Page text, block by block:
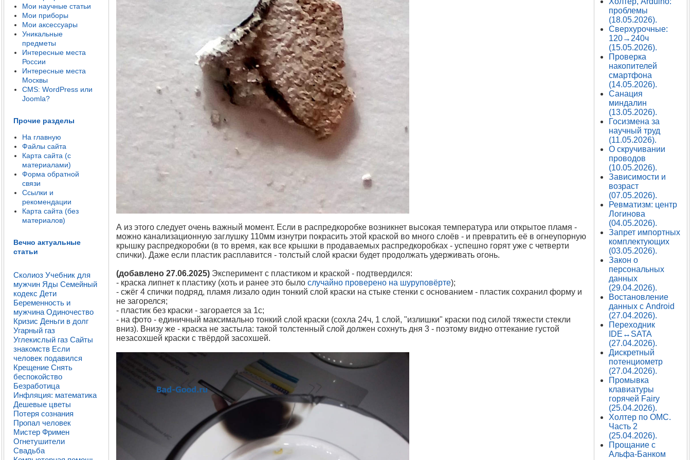
Мои научные статьи
Мои приборы
Мои аксессуары
Уникальные
предметы
Интересные места
России
Интересные места
Москвы
CMS: WordPress или
Joomla?
Прочие разделы
На главную
Файлы сайта
Карта сайта (с
материалами)
Форма обратной
связи
Ссылки и
рекомендации
Карта сайта (без
материалов)
Вечно актуальные
статьи
Сколиоз Учебник для
мужчин Яды Семейный
кодекс Дети
Беременность и
мужчина Одиночество
Кризис Деньги в долг
Угарный газ
Углекислый газ Сайты
знакомств Если
человек подавился
Крещение Снять
беспокойство
Безработица
Инфляция: математика
Дешевые цветы
Потеря сознания
Пропал человек
Мистер Фримен
Огнетушители
Свадьба
А из этого следует очень важный момент. Если в распредкоробке возникнет высокая температура или открытое пламя -
можно канализационную заглушку 110мм изнутри покрасить этой краской во много слоёв - и превратить её в огнеупорную
крышку распредкоробки (в то время, как все крышки в продаваемых распредкоробках - успешно горят уже с четверти
спички). Даже если пластик расплавится - толстый слой краски будет продолжать удерживать огонь.
(добавлено 27.06.2025)Эксперимент с пластиком и краской - подтвердился:
- краска липнет к пластику (хоть и ранее это было случайно проверено на шуруповёрте);
- сжёг 4 спички подряд, пламя лизало один тонкий слой краски на стыке стенки с основанием - пластик сохранил форму и
не загорелся;
- пластик без краски - загорается за 1с;
- на фото - единичный максимально тонкий слой краски (сохла 24ч, 1 слой, "излишки" краски под силой тяжести стекли
вниз). Внизу же - краска не застыла: такой толстенный слой должен сохнуть дня 3 - поэтому видно оттекание густой
незасохшей краски с твёрдой засохшей.
проблемы
(18.05.2026).
Сверхурочные:
120→240ч
(15.05.2026).
Проверка
накопителей
смартфона
(14.05.2026).
Санация
миндалин
(13.05.2026).
Госизмена за
научный труд
(11.05.2026).
О скручивании
проводов
(10.05.2026).
Зависимости и
возраст
(07.05.2026).
Ревматизм: центр
Логинова
(04.05.2026).
Запрет импортных
комплектующих
(03.05.2026).
Закон о
персональных
данных
(29.04.2026).
Востановление
данных с Android
(27.04.2026).
Переходник
IDE↔SATA
(27.04.2026).
Дискретный
потенциометр
(27.04.2026).
Промывка
клавиатуры
горячей Fairy
(25.04.2026).
Холтер по ОМС.
Часть 2
(25.04.2026).
Прощание с
Альфа-Банком